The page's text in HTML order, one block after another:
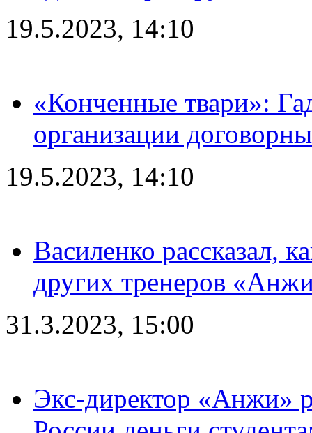
19.5.2023, 14:10
«Конченные твари»:
организации
19.5.2023, 14:10
Василенко рассказал,
других тренеров
31.3.2023, 15:00
Экс-директор «Анжи»